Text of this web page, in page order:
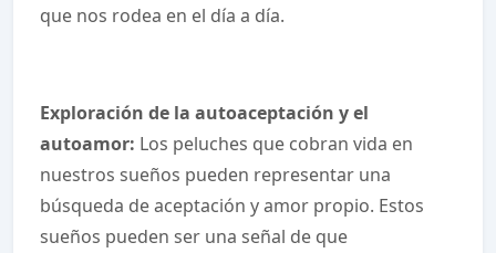
que nos rodea en el día a día.
Exploración de la autoaceptación y el
autoamor: Los peluches que cobran vida en
nuestros sueños pueden representar una
búsqueda de aceptación y amor propio. Estos
sueños pueden ser una señal de que